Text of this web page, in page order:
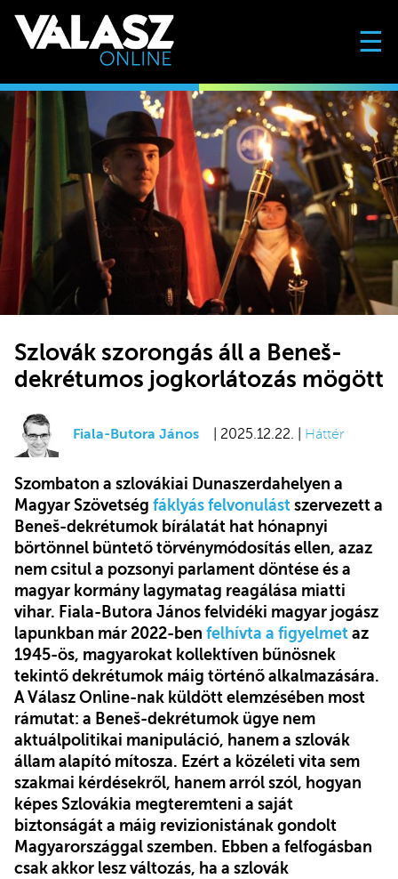
☰
Szlovák szorongás áll a Beneš-
dekrétumos jogkorlátozás mögött
Fiala-Butora János | 2025.12.22. | Háttér
Szombaton a szlovákiai Dunaszerdahelyen a
Magyar Szövetség fáklyás felvonulást szervezett a
Beneš-dekrétumok bírálatát hat hónapnyi
börtönnel büntető törvénymódosítás ellen, azaz
nem csitul a pozsonyi parlament döntése és a
magyar kormány lagymatag reagálása miatti
vihar. Fiala-Butora János felvidéki magyar jogász
lapunkban már 2022-ben felhívta a figyelmet az
1945-ös, magyarokat kollektíven bűnösnek
tekintő dekrétumok máig történő alkalmazására.
A Válasz Online-nak küldött elemzésében most
rámutat: a Beneš-dekrétumok ügye nem
aktuálpolitikai manipuláció, hanem a szlovák
állam alapító mítosza. Ezért a közéleti vita sem
szakmai kérdésekről, hanem arról szól, hogyan
képes Szlovákia megteremteni a saját
biztonságát a máig revizionistának gondolt
Magyarországgal szemben. Ebben a felfogásban
csak akkor lesz változás, ha a szlovák